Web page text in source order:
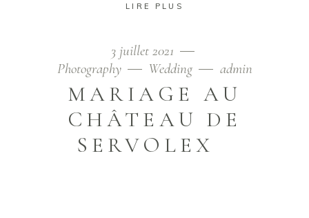
LIRE PLUS
3 juillet 2021
Photography
Wedding admin
MARIAGE AU
CHÂTEAU DE
SERVOLEX